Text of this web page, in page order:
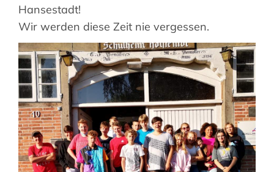
Hansestadt!
Wir werden diese Zeit nie vergessen.